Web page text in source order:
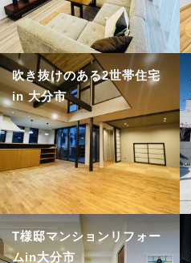
吹き抜けのある2世帯住宅
in 大分市
T様邸マンションリフォー
ムin大分市